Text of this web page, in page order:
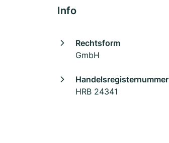
Info
Rechtsform
GmbH
Handelsregisternummer
HRB 24341